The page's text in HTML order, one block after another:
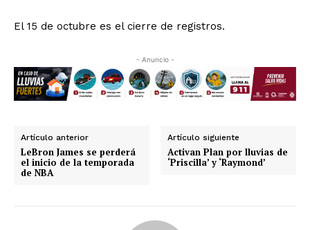
El 15 de octubre es el cierre de registros.
- Anuncio -
Artículo anterior
LeBron James se perderá
el inicio de la temporada
de NBA
Artículo siguiente
Activan Plan por lluvias de
‘Priscilla’ y ‘Raymond’